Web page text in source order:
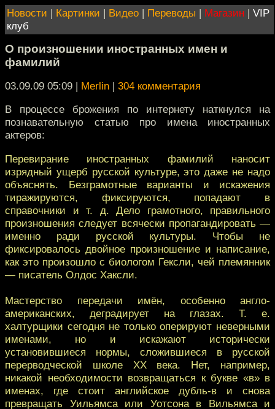
Новости | Картинки | Видео | Переводы | Магазин | VIP
клуб
О произношении иностранных имен и
фамилий
03.09.09 05:09 | Merlin | 304 комментария
В процессе брожения по интернету наткнулся на
познавательную статью про имена иностранных
актеров:
Перевирание иностранных фамилий наносит
изрядный ущерб русской культуре, это даже не надо
объяснять. Безграмотные варианты и искажения
тиражируются, фиксируются, попадают в
справочники и т. д. Дело грамотного, правильного
произношения следует всячески пропагандировать —
именно ради русской культуры. Чтобы не
фиксировалось двойное произношение и написание,
как это произошло с биологом Гексли, чей племянник
— писатель Олдос Хаксли.
Мастерство передачи имён, особенно англо-
американских, деградирует на глазах. Т. е.
халтурщики сегодня не только оперируют неверными
именами, но и искажают исторически
установившиеся нормы, сложившиеся в русской
перерводческой школе ХХ века. Нет, например,
никакой необходимости возвращаться к букве «в» в
именах, где стоит английское дубль-в и снова
превращать Уильямса или Уотсона в Вильямса и